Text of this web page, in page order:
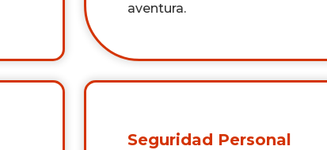
aventura.
Seguridad Personal